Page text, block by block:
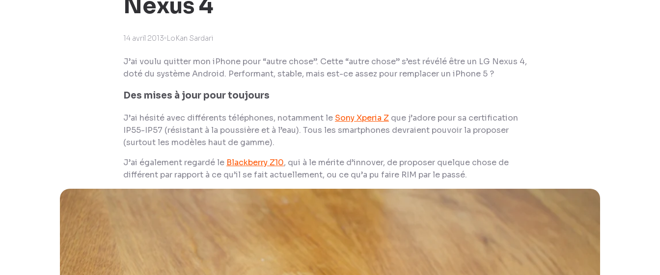
Nexus 4
14 avril 2013 LoKan Sardari
J’ai voulu quitter mon iPhone pour “autre chose”. Cette “autre chose” s’est révélé être un LG Nexus 4,
doté du système Android. Performant, stable, mais est-ce assez pour remplacer un iPhone 5 ?
Des mises à jour pour toujours
J’ai hésité avec différents téléphones, notamment le Sony Xperia Z que j’adore pour sa certification
IP55-IP57 (résistant à la poussière et à l’eau). Tous les smartphones devraient pouvoir la proposer
(surtout les modèles haut de gamme).
J’ai également regardé le Blackberry Z10, qui à le mérite d’innover, de proposer quelque chose de
différent par rapport à ce qu’il se fait actuellement, ou ce qu’a pu faire RIM par le passé.